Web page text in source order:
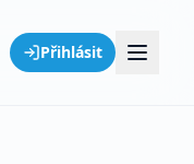
Přihlásit